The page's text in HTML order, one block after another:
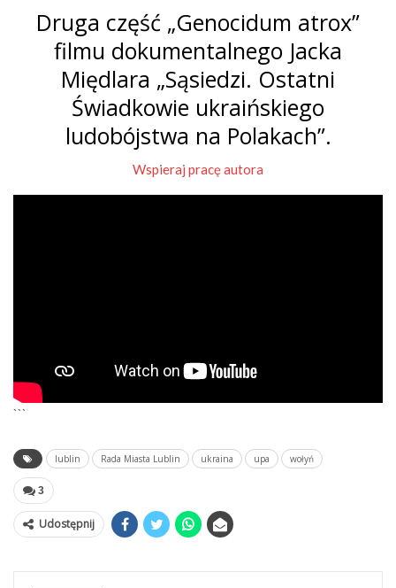
Druga część „Genocidum atrox”
filmu dokumentalnego Jacka
Międlara „Sąsiedzi. Ostatni
Świadkowie ukraińskiego
ludobójstwa na Polakach”.
Wspieraj pracę autora
```
lublin Rada Miasta Lublin ukraina upa wołyń
3
Udostępnij